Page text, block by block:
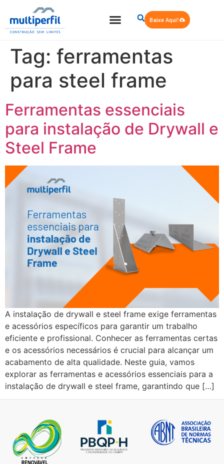
Baixe Aqui!
Tag: ferramentas
para steel frame
Ferramentas essenciais
para instalação de Drywall e
Steel Frame
A instalação de drywall e steel frame exige ferramentas
e acessórios específicos para garantir um trabalho
eficiente e profissional. Conhecer as ferramentas certas
e os acessórios necessários é crucial para alcançar um
acabamento de alta qualidade. Neste guia, vamos
explorar as ferramentas e acessórios essenciais para a
instalação de drywall e steel frame, garantindo que […]